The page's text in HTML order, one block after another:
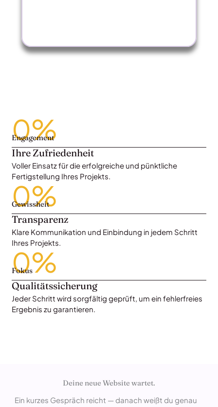
0%
Engagement
Ihre Zufriedenheit
Voller Einsatz für die erfolgreiche und pünktliche
Fertigstellung Ihres Projekts.
0%
Gewissheit
Transparenz
Klare Kommunikation und Einbindung in jedem Schritt
Ihres Projekts.
0%
Fokus
Qualitätssicherung
Jeder Schritt wird sorgfältig geprüft, um ein fehlerfreies
Ergebnis zu garantieren.
Deine neue Website wartet.
Ein kurzes Gespräch reicht — danach weißt du genau